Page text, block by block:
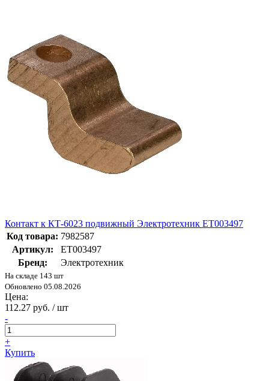
Контакт к КТ-6023 подвижный Электротехник ET003497
Код товара: 7982587
Артикул:
ET003497
Бренд:
Электротехник
На складе 143 шт
Обновлено 05.08.2026
Цена:
112.27 руб. / шт
-
+
Купить